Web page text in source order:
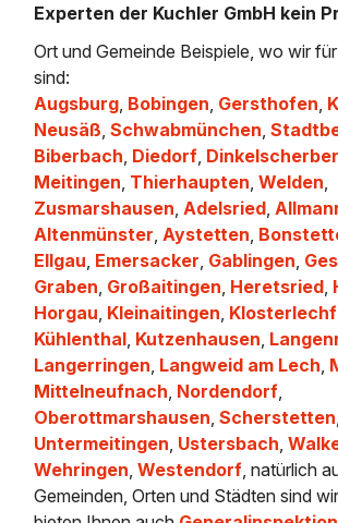
Experten der Kuchler GmbH kein
Ort und Gemeinde Beispiele, wo wir
sind:
Augsburg, Bobingen, Gersthofen,
Neusäß,Schwabmünchen,
Biberbach, Diedorf,
Meitingen, Thierhaupten,Welden,
Zusmarshausen,Adelsried,
Altenmünster,Aystetten,
Ellgau, Emersacker, Gablingen,
Graben, Großaitingen, Heretsried,
Horgau, Kleinaitingen,
Kühlenthal, Kutzenhausen,
Langerringen, Langweid am Lech,
Mittelneufnach, Nordendorf,
Oberottmarshausen,Scherstetten,
Untermeitingen, Ustersbach,
Wehringen,Westendorf, natürlich
Gemeinden, Orten und Städten sind